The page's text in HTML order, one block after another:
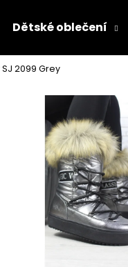
Dětské oblečení
2099 Grey
potřebujete
Doporučujeme